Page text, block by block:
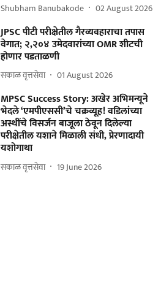
Shubham Banubakode 02 August 2026
JPSC पीटी परीक्षेतील गैरव्यवहाराचा तपास
वेगात; २,२०४ उमेदवारांच्या OMR शीटची
होणार पडताळणी
सकाळ वृत्तसेवा 01 August 2026
MPSC Success Story: अखेर अभिमन्यूने
भेदले ‘एमपीएससी’चे चक्रव्यूह! वडिलांच्या
अस्थींचे विसर्जन बाजूला ठेवून दिलेल्या
परीक्षेतील यशाने मिळाली संधी, प्रेरणादायी
यशोगाथा
सकाळ वृत्तसेवा 19 June 2026